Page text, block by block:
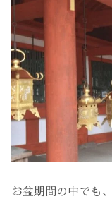
お盆期間の中でも、